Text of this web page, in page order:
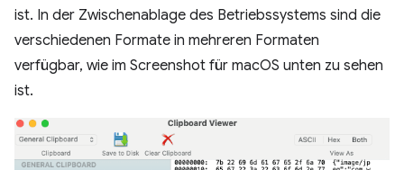
ist. In der Zwischenablage des Betriebssystems sind die
verschiedenen Formate in mehreren Formaten
verfügbar, wie im Screenshot für macOS unten zu sehen
ist.